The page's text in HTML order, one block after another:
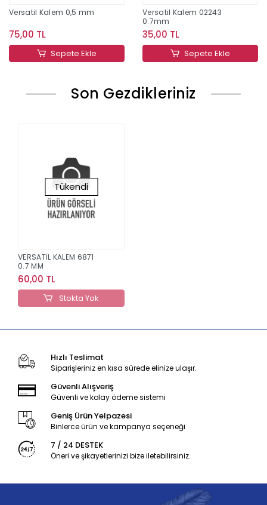
Versatil Kalem 0,5 mm
75,00 TL
Sepete Ekle
Versatil Kalem 02243
0.7mm
35,00 TL
Sepete Ekle
Son Gezdikleriniz
Tükendi
VERSATİL KALEM 6871
0.7 MM
60,00 TL
Stokta Yok
Hızlı Teslimat
Siparişleriniz en kısa sürede elinize ulaşır.
Güvenli Alışveriş
Güvenli ve kolay ödeme sistemi
Geniş Ürün Yelpazesi
Binlerce ürün ve kampanya seçeneği
7 / 24 DESTEK
Öneri ve şikayetlerinizi bize iletebilirsiniz.